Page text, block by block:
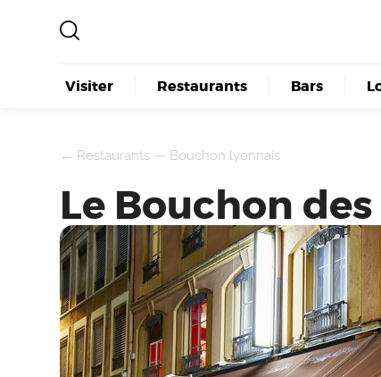
Visiter Restaurants Bars
← Restaurants — Bouchon lyonnais
Le Bouchon